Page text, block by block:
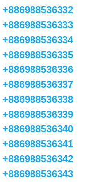
+886988536332
+886988536333
+886988536334
+886988536335
+886988536336
+886988536337
+886988536338
+886988536339
+886988536340
+886988536341
+886988536342
+886988536343